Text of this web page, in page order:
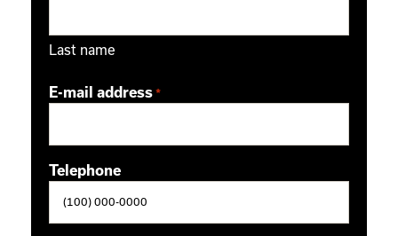
Last name
E-mail address *
Telephone